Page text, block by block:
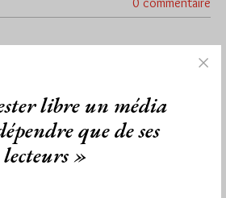
ont été lues (Source :
libre un média
que de ses
lecteurs »